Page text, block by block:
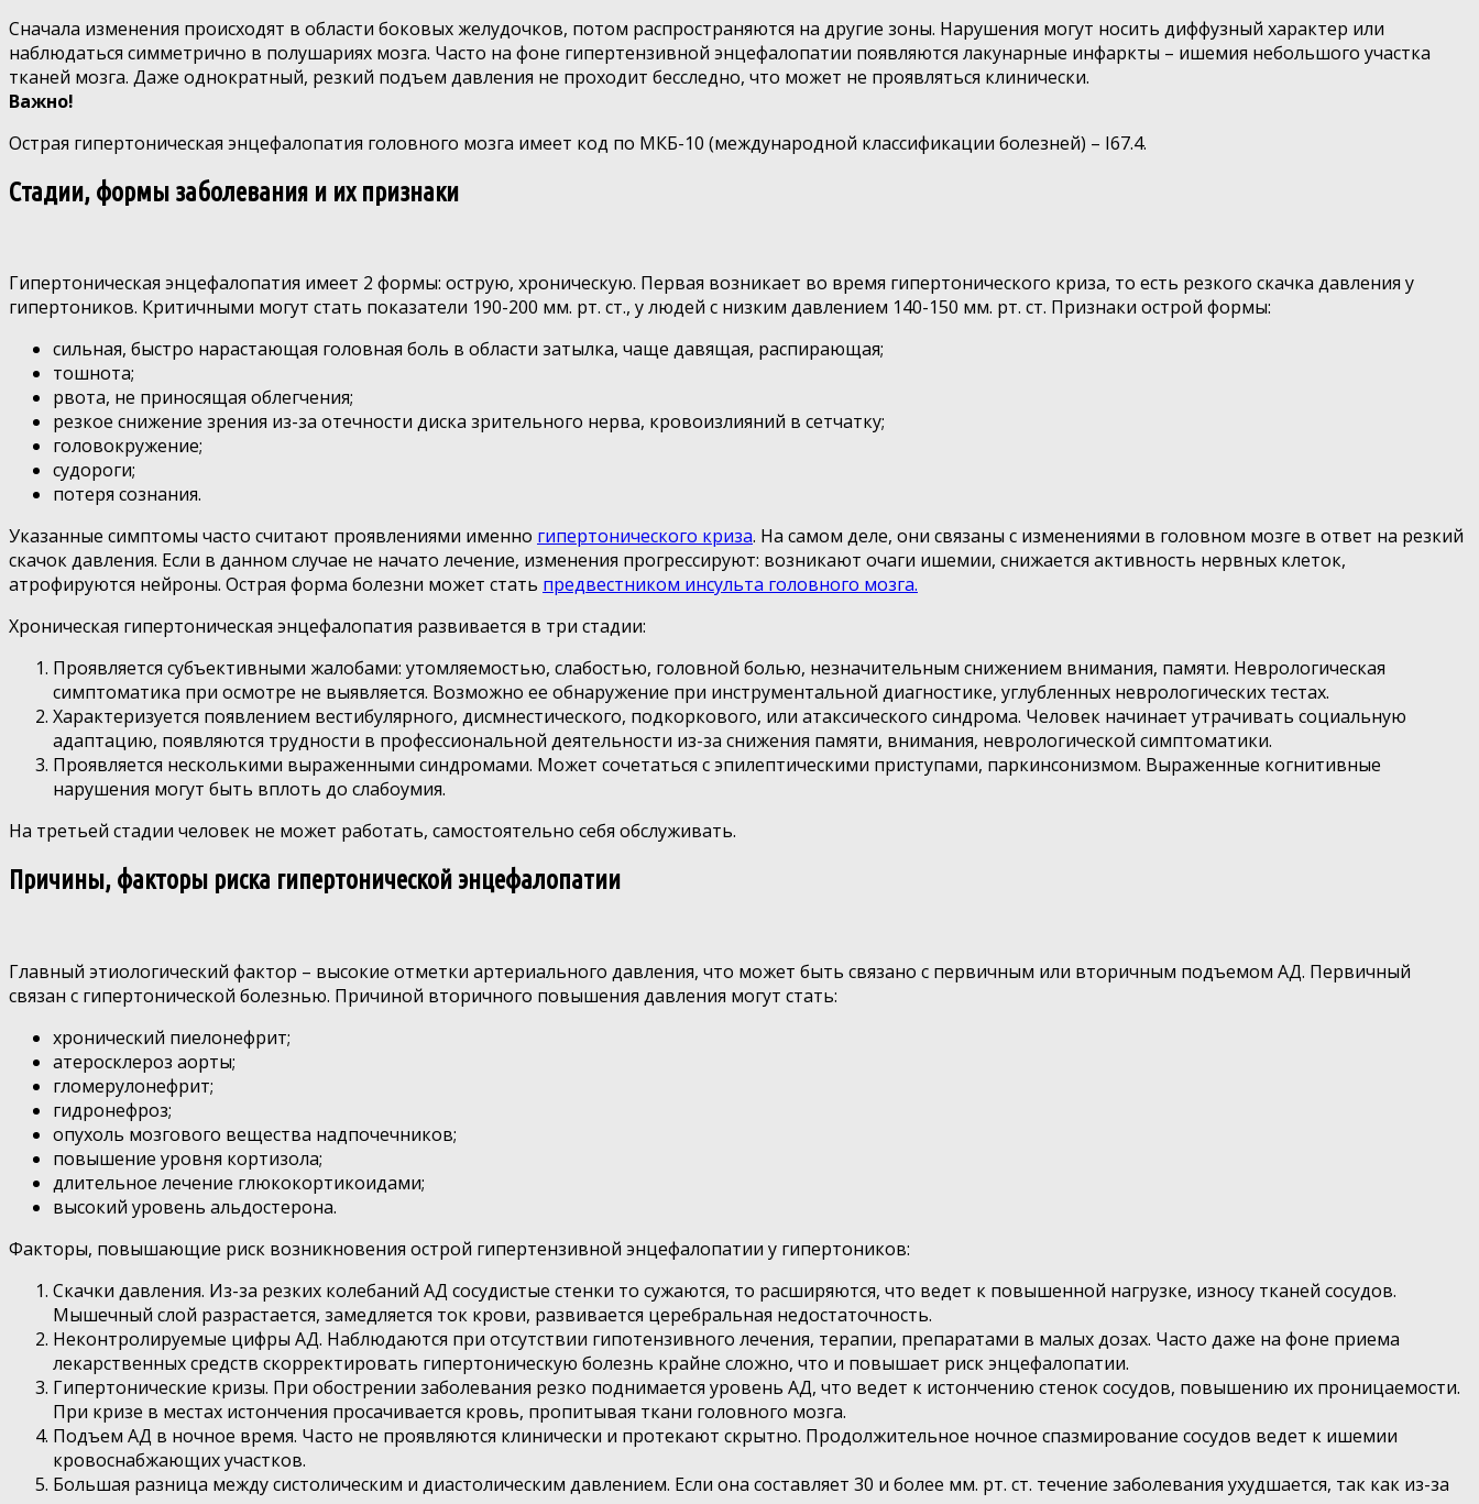
Сначала изменения происходят в области боковых желудочков, потом распространяются на другие зоны. Нарушения могут носить диффузный характер или
наблюдаться симметрично в полушариях мозга. Часто на фоне гипертензивной энцефалопатии появляются лакунарные инфаркты – ишемия небольшого участка
тканей мозга. Даже однократный, резкий подъем давления не проходит бесследно, что может не проявляться клинически.
Важно!
Острая гипертоническая энцефалопатия головного мозга имеет код по МКБ-10 (международной классификации болезней) – I67.4.
Стадии, формы заболевания и их признаки
Гипертоническая энцефалопатия имеет 2 формы: острую, хроническую. Первая возникает во время гипертонического криза, то есть резкого скачка давления у
гипертоников. Критичными могут стать показатели 190-200 мм. рт. ст., у людей с низким давлением 140-150 мм. рт. ст. Признаки острой формы:
сильная, быстро нарастающая головная боль в области затылка, чаще давящая, распирающая;
тошнота;
рвота, не приносящая облегчения;
резкое снижение зрения из-за отечности диска зрительного нерва, кровоизлияний в сетчатку;
головокружение;
судороги;
потеря сознания.
Указанные симптомы часто считают проявлениями именно гипертонического криза. На самом деле, они связаны с изменениями в головном мозге в ответ на резкий
скачок давления. Если в данном случае не начато лечение, изменения прогрессируют: возникают очаги ишемии, снижается активность нервных клеток,
атрофируются нейроны. Острая форма болезни может стать предвестником инсульта головного мозга.
Хроническая гипертоническая энцефалопатия развивается в три стадии:
Проявляется субъективными жалобами: утомляемостью, слабостью, головной болью, незначительным снижением внимания, памяти. Неврологическая
симптоматика при осмотре не выявляется. Возможно ее обнаружение при инструментальной диагностике, углубленных неврологических тестах.
Характеризуется появлением вестибулярного, дисмнестического, подкоркового, или атаксического синдрома. Человек начинает утрачивать социальную
адаптацию, появляются трудности в профессиональной деятельности из-за снижения памяти, внимания, неврологической симптоматики.
Проявляется несколькими выраженными синдромами. Может сочетаться с эпилептическими приступами, паркинсонизмом. Выраженные когнитивные
нарушения могут быть вплоть до слабоумия.
На третьей стадии человек не может работать, самостоятельно себя обслуживать.
Причины, факторы риска гипертонической энцефалопатии
Главный этиологический фактор – высокие отметки артериального давления, что может быть связано с первичным или вторичным подъемом АД. Первичный
связан с гипертонической болезнью. Причиной вторичного повышения давления могут стать:
хронический пиелонефрит;
атеросклероз аорты;
гломерулонефрит;
гидронефроз;
опухоль мозгового вещества надпочечников;
повышение уровня кортизола;
длительное лечение глюкокортикоидами;
высокий уровень альдостерона.
Факторы, повышающие риск возникновения острой гипертензивной энцефалопатии у гипертоников:
Скачки давления. Из-за резких колебаний АД сосудистые стенки то сужаются, то расширяются, что ведет к повышенной нагрузке, износу тканей сосудов.
Мышечный слой разрастается, замедляется ток крови, развивается церебральная недостаточность.
Неконтролируемые цифры АД. Наблюдаются при отсутствии гипотензивного лечения, терапии, препаратами в малых дозах. Часто даже на фоне приема
лекарственных средств скорректировать гипертоническую болезнь крайне сложно, что и повышает риск энцефалопатии.
Гипертонические кризы. При обострении заболевания резко поднимается уровень АД, что ведет к истончению стенок сосудов, повышению их проницаемости.
При кризе в местах истончения просачивается кровь, пропитывая ткани головного мозга.
Подъем АД в ночное время. Часто не проявляются клинически и протекают скрытно. Продолжительное ночное спазмирование сосудов ведет к ишемии
кровоснабжающих участков.
Большая разница между систолическим и диастолическим давлением. Если она составляет 30 и более мм. рт. ст. течение заболевания ухудшается, так как из-за